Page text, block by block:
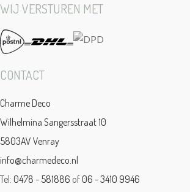
WIJ VERSTUREN MET
CONTACT
Charme Deco
Wilhelmina Sangersstraat 10
5803AV Venray
info@charmedeco.nl
Tel: 0478 - 581886 of 06 - 3410 9946